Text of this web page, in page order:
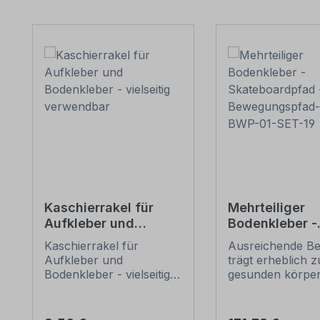
Kaschierrakel für
Aufkleber und
Bodenkleber -
vielseitig
verwendbar
Kaschierrakel für
Aufkleber und
Bodenkleber - vielseitig
Mehrteiliger
Bodenkleber -
- BWP-01-
Ausreichende
trägt erheblich
gesunden